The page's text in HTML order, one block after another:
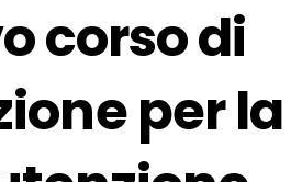
corso di
per la